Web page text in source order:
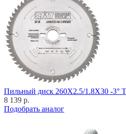
Пильный диск 260X2.5/1.8X30 -3°
8 139 р.
Подобрать аналог